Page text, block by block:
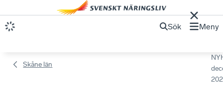
Sök Meny
Skåne län